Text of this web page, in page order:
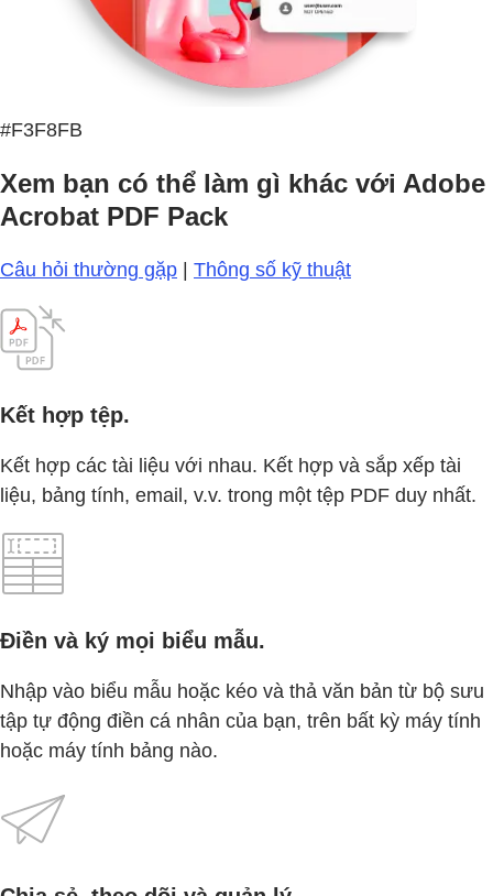
#F3F8FB
Xem bạn có thể làm gì khác với Adobe
Acrobat PDF Pack
Câu hỏi thường gặp Thông số kỹ thuật
Kết hợp tệp.
Kết hợp các tài liệu với nhau. Kết hợp và sắp xếp tài
liệu, bảng tính, email, v.v. trong một tệp PDF duy nhất.
Điền và ký mọi biểu mẫu.
Nhập vào biểu mẫu hoặc kéo và thả văn bản từ bộ sưu
tập tự động điền cá nhân của bạn, trên bất kỳ máy tính
hoặc máy tính bảng nào.